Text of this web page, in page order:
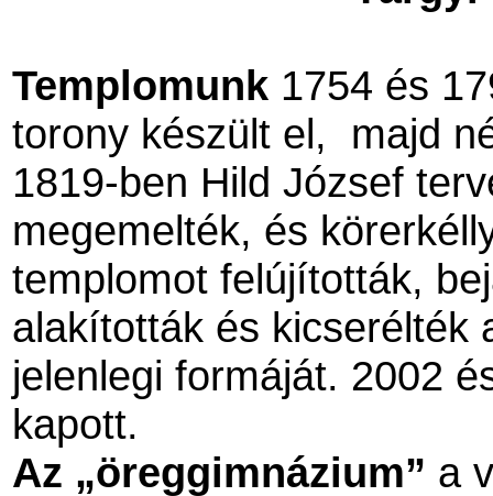
Templomunk 1754 és
torony készült el,
majd
1819-ben Hild József
megemelték, és
templomot felújították,
alakították és kicserélték
jelenlegi formáját. 2002
kapott.
Az „öreggimnázium” a